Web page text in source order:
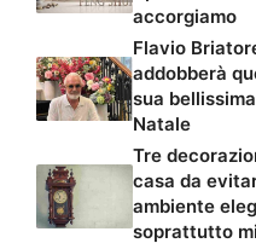
accorgiamo
Flavio
addobberà
sua
Natale
Tre
casa da
ambiente
soprattutto